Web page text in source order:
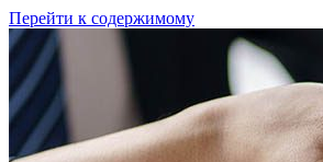
Перейти к содержимому